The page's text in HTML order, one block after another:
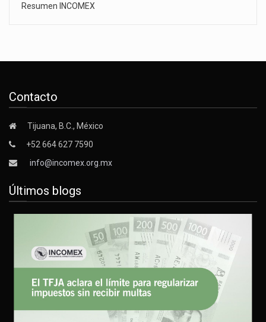
Resumen INCOMEX
Contacto
Tijuana, B.C., México
+52 664 627 7590
info@incomex.org.mx
Últimos blogs